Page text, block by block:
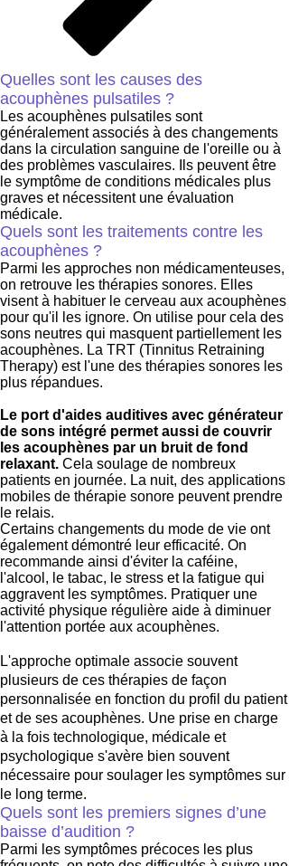
Quelles sont les causes des
acouphènes pulsatiles ?
Les acouphènes pulsatiles sont
généralement associés à des changements
dans la circulation sanguine de l'oreille ou à
des problèmes vasculaires. Ils peuvent être
le symptôme de conditions médicales plus
graves et nécessitent une évaluation
médicale.
Quels sont les traitements contre les
acouphènes ?
Parmi les approches non médicamenteuses,
on retrouve les thérapies sonores. Elles
visent à habituer le cerveau aux acouphènes
pour qu'il les ignore. On utilise pour cela des
sons neutres qui masquent partiellement les
acouphènes. La TRT (Tinnitus Retraining
Therapy) est l'une des thérapies sonores les
plus répandues.
Le port d'aides auditives avec générateur
de sons intégré permet aussi de couvrir
les acouphènes par un bruit de fond
relaxant. Cela soulage de nombreux
patients en journée. La nuit, des applications
mobiles de thérapie sonore peuvent prendre
le relais.
Certains changements du mode de vie ont
également démontré leur efficacité. On
recommande ainsi d'éviter la caféine,
l'alcool, le tabac, le stress et la fatigue qui
aggravent les symptômes. Pratiquer une
activité physique régulière aide à diminuer
l'attention portée aux acouphènes.
L'approche optimale associe souvent
plusieurs de ces thérapies de façon
personnalisée en fonction du profil du patient
et de ses acouphènes. Une prise en charge
à la fois technologique, médicale et
psychologique s'avère bien souvent
nécessaire pour soulager les symptômes sur
le long terme.
Quels sont les premiers signes d’une
baisse d’audition ?
Parmi les symptômes précoces les plus